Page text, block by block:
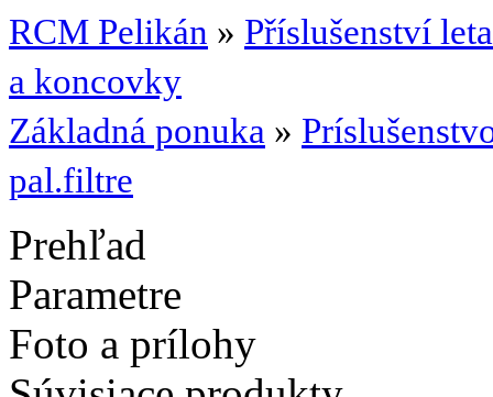
RCM Pelikán » Příslušenství
a koncovky
Základná ponuka »
pal.filtre
Prehľad
Parametre
Foto a prílohy